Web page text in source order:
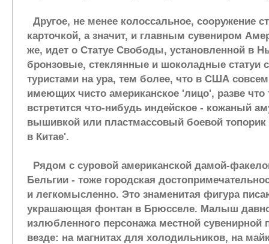
Другое, не менее колоссальное, сооружение
карточкой, а значит, и главным сувениром
же, идет о Статуе Свободы, установленной в
бронзовые, стеклянные и шоколадные статуи
туристами на ура, тем более, что в США
имеющих чисто американское 'лицо', разве что
встретится что-нибудь индейское - кожаный
вышивкой или пластмассовый боевой топорик
в Китае'.
Рядом с суровой американской дамой-
Бельгии - тоже городская
и легкомысленно. Это знаменитая фигура
украшающая фонтан в Брюсселе. Малыш давно
излюбленного персонажа местной
везде: на магнитах для холодильников, на